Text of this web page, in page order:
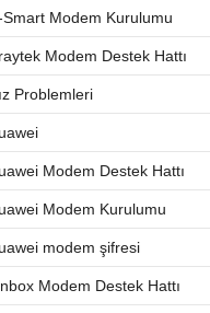
Smart Modem Kurulumu
Modem Destek Hattı
Problemleri
Modem Destek Hattı
Modem Kurulumu
modem şifresi
Modem Destek Hattı